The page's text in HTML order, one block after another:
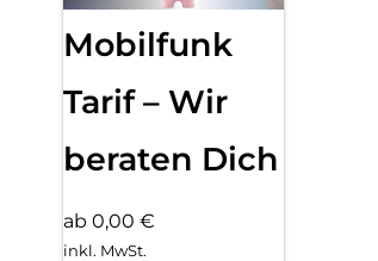
Mobilfunk
Tarif – Wir
beraten Dich
ab 0,00 €
inkl. MwSt.